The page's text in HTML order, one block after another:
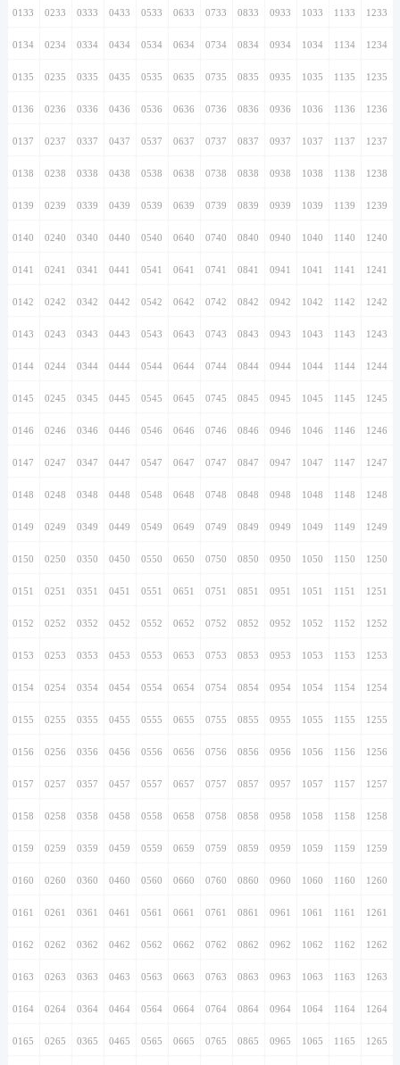
0133 0233 0333 0433 0533 0633 0733 0833 0933 1033 1133 1233
0134 0234 0334 0434 0534 0634 0734 0834 0934 1034 1134 1234
0135 0235 0335 0435 0535 0635 0735 0835 0935 1035 1135 1235
0136 0236 0336 0436 0536 0636 0736 0836 0936 1036 1136 1236
0137 0237 0337 0437 0537 0637 0737 0837 0937 1037 1137 1237
0138 0238 0338 0438 0538 0638 0738 0838 0938 1038 1138 1238
0139 0239 0339 0439 0539 0639 0739 0839 0939 1039 1139 1239
0140 0240 0340 0440 0540 0640 0740 0840 0940 1040 1140 1240
0141 0241 0341 0441 0541 0641 0741 0841 0941 1041 1141 1241
0142 0242 0342 0442 0542 0642 0742 0842 0942 1042 1142 1242
0143 0243 0343 0443 0543 0643 0743 0843 0943 1043 1143 1243
0144 0244 0344 0444 0544 0644 0744 0844 0944 1044 1144 1244
0145 0245 0345 0445 0545 0645 0745 0845 0945 1045 1145 1245
0146 0246 0346 0446 0546 0646 0746 0846 0946 1046 1146 1246
0147 0247 0347 0447 0547 0647 0747 0847 0947 1047 1147 1247
0148 0248 0348 0448 0548 0648 0748 0848 0948 1048 1148 1248
0149 0249 0349 0449 0549 0649 0749 0849 0949 1049 1149 1249
0150 0250 0350 0450 0550 0650 0750 0850 0950 1050 1150 1250
0151 0251 0351 0451 0551 0651 0751 0851 0951 1051 1151 1251
0152 0252 0352 0452 0552 0652 0752 0852 0952 1052 1152 1252
0153 0253 0353 0453 0553 0653 0753 0853 0953 1053 1153 1253
0154 0254 0354 0454 0554 0654 0754 0854 0954 1054 1154 1254
0155 0255 0355 0455 0555 0655 0755 0855 0955 1055 1155 1255
0156 0256 0356 0456 0556 0656 0756 0856 0956 1056 1156 1256
0157 0257 0357 0457 0557 0657 0757 0857 0957 1057 1157 1257
0158 0258 0358 0458 0558 0658 0758 0858 0958 1058 1158 1258
0159 0259 0359 0459 0559 0659 0759 0859 0959 1059 1159 1259
0160 0260 0360 0460 0560 0660 0760 0860 0960 1060 1160 1260
0161 0261 0361 0461 0561 0661 0761 0861 0961 1061 1161 1261
0162 0262 0362 0462 0562 0662 0762 0862 0962 1062 1162 1262
0163 0263 0363 0463 0563 0663 0763 0863 0963 1063 1163 1263
0164 0264 0364 0464 0564 0664 0764 0864 0964 1064 1164 1264
0165 0265 0365 0465 0565 0665 0765 0865 0965 1065 1165 1265